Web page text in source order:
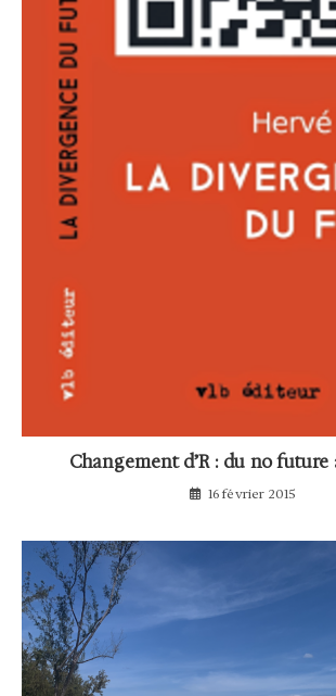
Changement d’R : du no future
16 février 2015